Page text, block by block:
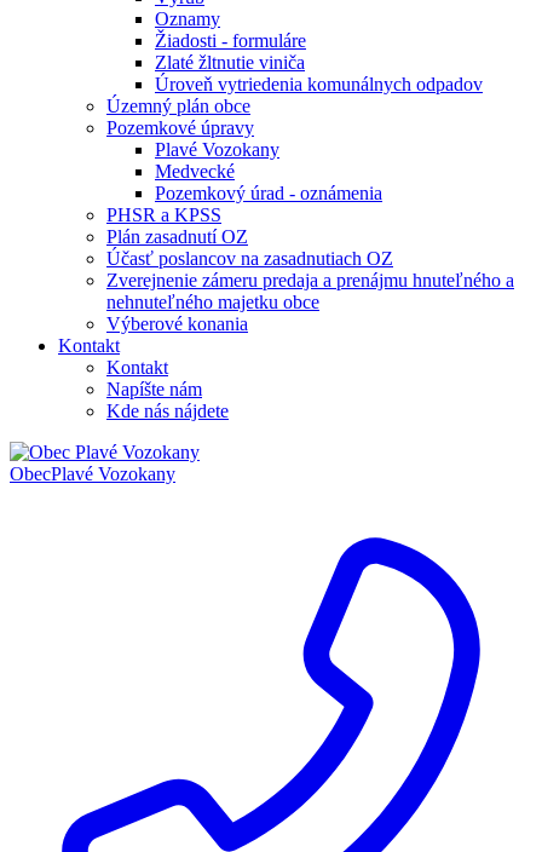
Oznamy
Žiadosti - formuláre
Zlaté žltnutie viniča
Úroveň vytriedenia komunálnych odpadov
Územný plán obce
Pozemkové úpravy
Plavé Vozokany
Medvecké
Pozemkový úrad - oznámenia
PHSR a KPSS
Plán zasadnutí OZ
Účasť poslancov na zasadnutiach OZ
Zverejnenie zámeru predaja a prenájmu hnuteľného a
nehnuteľného majetku obce
Výberové konania
Kontakt
Kontakt
Napíšte nám
Kde nás nájdete
ObecPlavé Vozokany